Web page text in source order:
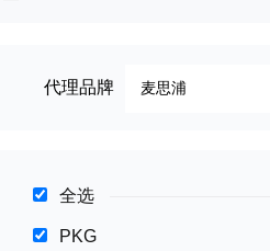
代理品牌
全选
PKG